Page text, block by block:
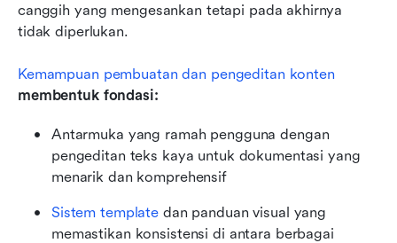
canggih yang mengesankan tetapi pada akhirnya
tidak diperlukan.
Kemampuan pembuatan dan pengeditan konten
membentuk fondasi:
Antarmuka yang ramah pengguna dengan
pengeditan teks kaya untuk dokumentasi yang
menarik dan komprehensif
Sistem template dan panduan visual yang
memastikan konsistensi di antara berbagai